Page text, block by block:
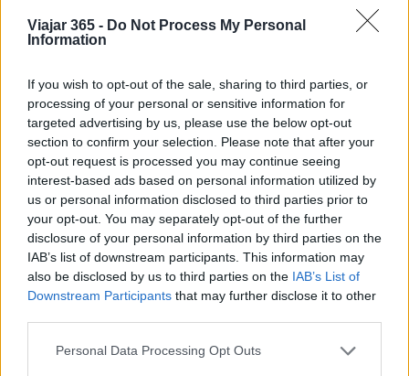
Viajar 365 - Do Not Process My Personal
Information
If you wish to opt-out of the sale, sharing to third parties, or
processing of your personal or sensitive information for
targeted advertising by us, please use the below opt-out
section to confirm your selection. Please note that after your
opt-out request is processed you may continue seeing
interest-based ads based on personal information utilized by
us or personal information disclosed to third parties prior to
your opt-out. You may separately opt-out of the further
disclosure of your personal information by third parties on the
IAB’s list of downstream participants. This information may
also be disclosed by us to third parties on the IAB’s List of
Downstream Participants that may further disclose it to other
Please note that this website/app uses one or more Google
Personal Data Processing Opt Outs
Redacción Viajar365.com